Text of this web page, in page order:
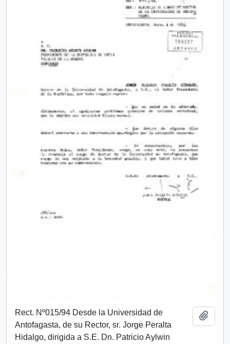
Rect. Nº015/94 Desde la Universidad de
Antofagasta, de su Rector, sr. Jorge Peralta
Hidalgo, dirigida a S.E. Dn. Patricio Aylwin